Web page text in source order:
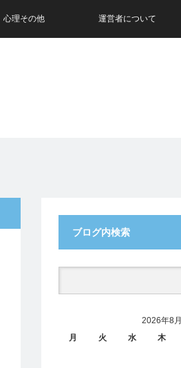
心理その他 運営者について
ブログ内検索
2026年8月
月
火 水 木